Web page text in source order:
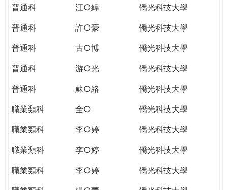
普通科
江○緯
僑光科技大學
普通科
許○豪
僑光科技大學
普通科
古○博
僑光科技大學
普通科
游○光
僑光科技大學
普通科
蘇○絡
僑光科技大學
職業類科
全○
僑光科技大學
職業類科
李○婷
僑光科技大學
職業類科
李○婷
僑光科技大學
職業類科
李○婷
僑光科技大學